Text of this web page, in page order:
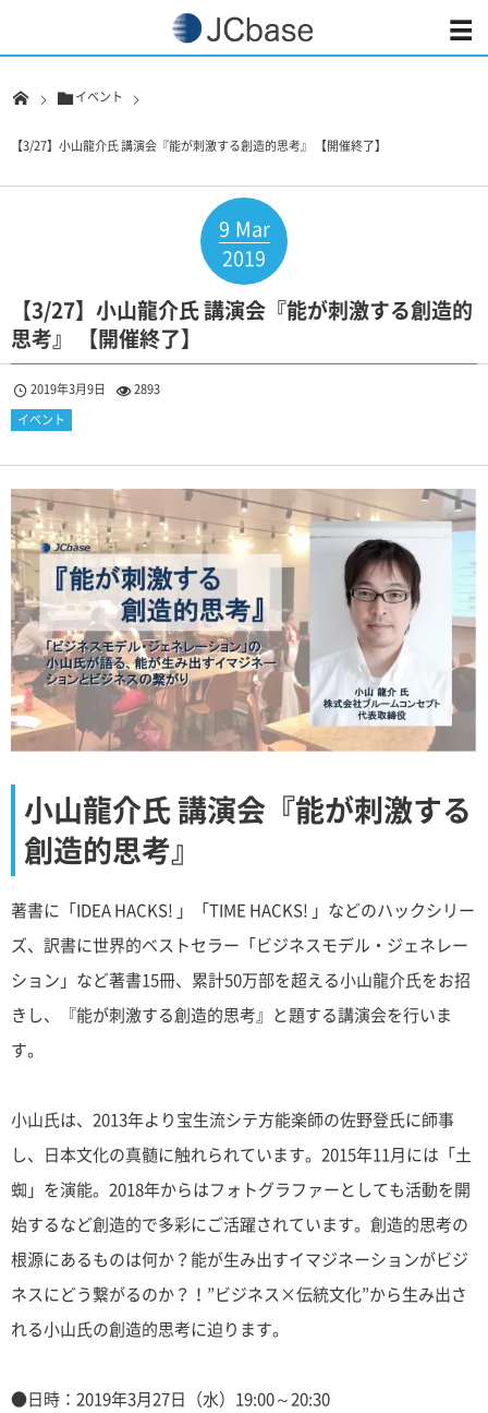
イベント
【3/27】小山龍介氏 講演会『能が刺激する創造的思考』 【開催終了】
9 Mar
2019
【3/27】小山龍介氏 講演会『能が刺激する創造的
思考』 【開催終了】
2019年3月9日
2893
イベント
小山龍介氏 講演会『能が刺激する
創造的思考』
著書に「IDEA HACKS! 」「TIME HACKS! 」などのハックシリー
ズ、訳書に世界的ベストセラー「ビジネスモデル・ジェネレー
ション」など著書15冊、累計50万部を超える小山龍介氏をお招
きし、『能が刺激する創造的思考』と題する講演会を行いま
す。
小山氏は、2013年より宝生流シテ方能楽師の佐野登氏に師事
し、日本文化の真髄に触れられています。2015年11月には「土
蜘」を演能。2018年からはフォトグラファーとしても活動を開
始するなど創造的で多彩にご活躍されています。創造的思考の
根源にあるものは何か？能が生み出すイマジネーションがビジ
ネスにどう繋がるのか？！”ビジネス×伝統文化”から生み出さ
れる小山氏の創造的思考に迫ります。
●日時：2019年3月27日（水）19:00～20:30